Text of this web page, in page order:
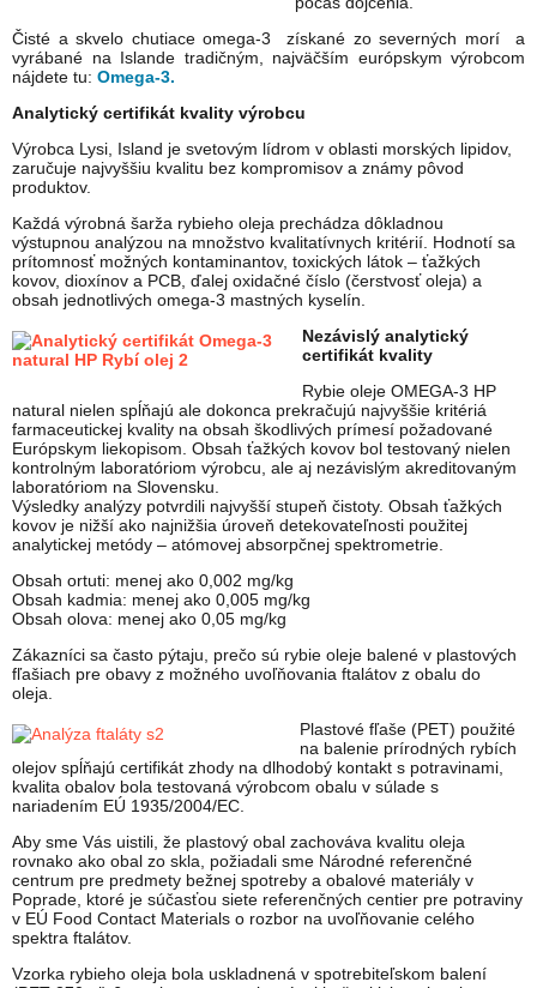
Čisté a skvelo chutiace omega-3 získané zo severných morí a
vyrábané na Islande tradičným, najväčším európskym výrobcom
nájdete tu: Omega-3.
Analytický certifikát kvality výrobcu
Výrobca Lysi, Island je svetovým lídrom v oblasti morských lipidov,
zaručuje najvyššiu kvalitu bez kompromisov a známy pôvod
produktov.
Každá výrobná šarža rybieho oleja prechádza dôkladnou
výstupnou analýzou na množstvo kvalitatívnych kritérií. Hodnotí sa
prítomnosť možných kontaminantov, toxických látok – ťažkých
kovov, dioxínov a PCB, ďalej oxidačné číslo (čerstvosť oleja) a
obsah jednotlivých omega-3 mastných kyselín.
Nezávislý analytický
certifikát kvality
Rybie oleje OMEGA-3 HP
natural nielen spĺňajú ale dokonca prekračujú najvyššie kritériá
farmaceutickej kvality na obsah škodlivých prímesí požadované
Európskym liekopisom. Obsah ťažkých kovov bol testovaný nielen
kontrolným laboratóriom výrobcu, ale aj nezávislým akreditovaným
laboratóriom na Slovensku.
Výsledky analýzy potvrdili najvyšší stupeň čistoty. Obsah ťažkých
kovov je nižší ako najnižšia úroveň detekovateľnosti použitej
analytickej metódy – atómovej absorpčnej spektrometrie.
Obsah ortuti: menej ako 0,002 mg/kg
Obsah kadmia: menej ako 0,005 mg/kg
Obsah olova: menej ako 0,05 mg/kg
Zákazníci sa často pýtaju, prečo sú rybie oleje balené v plastových
fľašiach pre obavy z možného uvoľňovania ftalátov z obalu do
oleja.
Plastové fľaše (PET) použité
na balenie prírodných rybích
olejov spĺňajú certifikát zhody na dlhodobý kontakt s potravinami,
kvalita obalov bola testovaná výrobcom obalu v súlade s
nariadením EÚ 1935/2004/EC.
Aby sme Vás uistili, že plastový obal zachováva kvalitu oleja
rovnako ako obal zo skla, požiadali sme Národné referenčné
centrum pre predmety bežnej spotreby a obalové materiály v
Poprade, ktoré je súčasťou siete referenčných centier pre potraviny
v EÚ Food Contact Materials o rozbor na uvoľňovanie celého
spektra ftalátov.
Vzorka rybieho oleja bola uskladnená v spotrebiteľskom balení